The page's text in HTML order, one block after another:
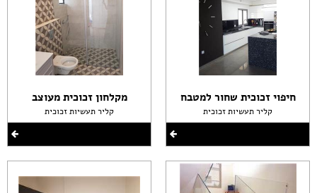
חיפוי זכוכית שחור למטבח
קליר תעשיות זכוכית
מקלחון זכוכית מעוצב
קליר תעשיות זכוכית